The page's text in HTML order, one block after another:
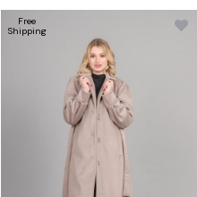
Free
Shipping